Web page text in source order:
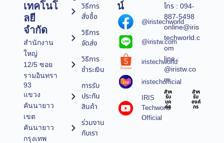
เทคโนโ
ลยี
จำกัด
สำนักงาน
ใหญ่
12/5 ซอย
รามอินทรา
93
แขวง
คันนายาว
เขต
คันนายาว
กรุงเทพ
วิธีการ
สั่งซื้อ
วิธีการ
จัดส่ง
วิธีการ
ชำระเงิน
การรับ
ประกัน
สินค้า
ร่วมงาน
กับเรา
น์
@iristechworld
@iristw.com
iristechworld
iristechofficial
IRIS
Techworld
Official
โทร : 094-
887-5498
online@iris
techworld.c
om
line :
@iristw.co
m
สำห
รับ
บุค
คล
สำห
รับ
องค์
กร